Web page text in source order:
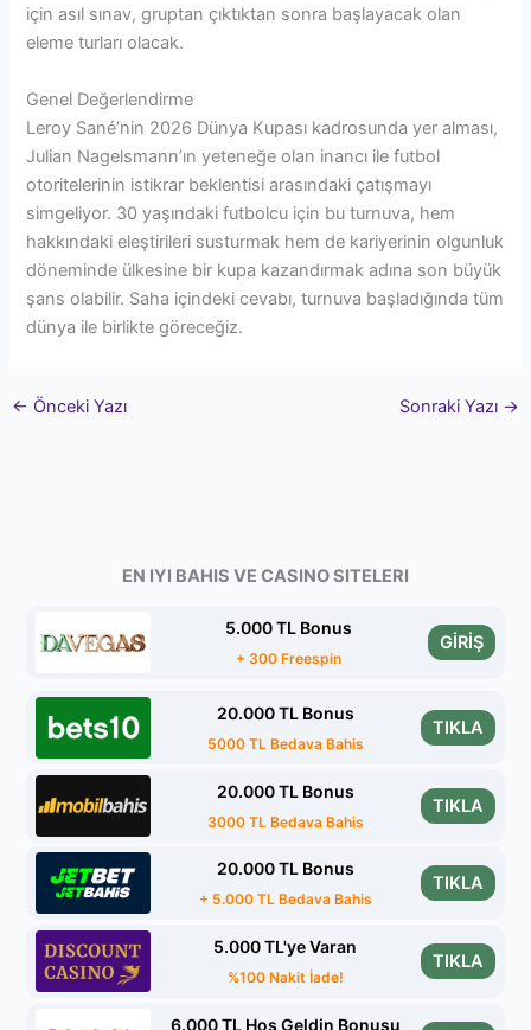
için asıl sınav, gruptan çıktıktan sonra başlayacak olan
eleme turları olacak.
Genel Değerlendirme
Leroy Sané’nin 2026 Dünya Kupası kadrosunda yer alması,
Julian Nagelsmann’ın yeteneğe olan inancı ile futbol
otoritelerinin istikrar beklentisi arasındaki çatışmayı
simgeliyor. 30 yaşındaki futbolcu için bu turnuva, hem
hakkındaki eleştirileri susturmak hem de kariyerinin olgunluk
döneminde ülkesine bir kupa kazandırmak adına son büyük
şans olabilir. Saha içindeki cevabı, turnuva başladığında tüm
dünya ile birlikte göreceğiz.
← Önceki Yazı Sonraki Yazı →
EN IYI BAHIS VE CASINO SITELERI
5.000 TL Bonus
+ 300 Freespin
GİRİŞ
20.000 TL Bonus
5000 TL Bedava Bahis
TIKLA
20.000 TL Bonus
3000 TL Bedava Bahis
TIKLA
20.000 TL Bonus
+ 5.000 TL Bedava Bahis
TIKLA
5.000 TL'ye Varan
%100 Nakit İade!
TIKLA
6.000 TL Hoş Geldin Bonusu